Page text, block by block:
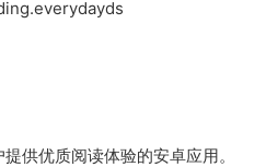
供优质阅读体验的安卓应用。